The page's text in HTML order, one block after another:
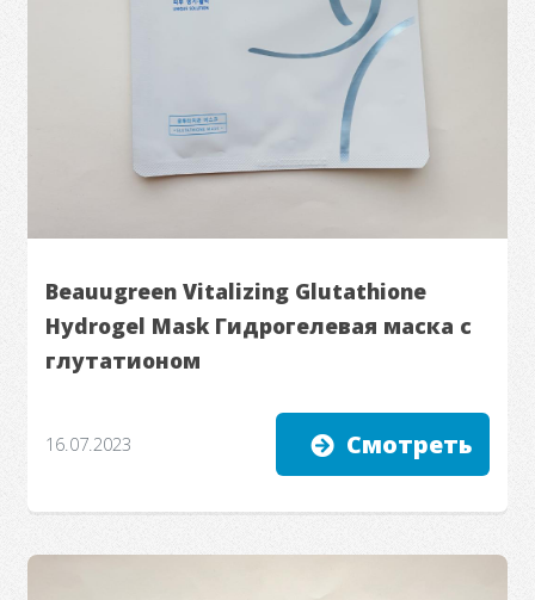
Beauugreen Vitalizing Glutathione
Hydrogel Mask Гидрогелевая маска с
глутатионом
16.07.2023 Смотреть